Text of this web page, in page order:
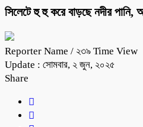
সিলেটে হু হু করে বাড়ছে নদীর পানি,
Reporter Name / ২৩৯ Time View
Update : সোমবার, ২ জুন, ২০২৫
Share